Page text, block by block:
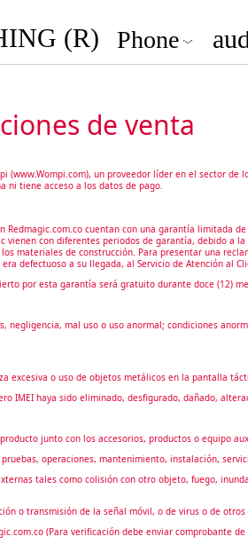
(R) Phone
de venta
(www.Wompi.com), un proveedor líder en el sector
ni tiene acceso a los datos de pago.
Redmagic.com.co cuentan con una garantía limitada
vienen con diferentes periodos de garantía, debido
materiales de construcción. Para presentar una
defectuoso a su llegada, al Servicio de Atención al
por esta garantía será gratuito durante doce (12)
negligencia, mal uso o uso anormal; condiciones
excesiva o uso de objetos metálicos en la pantalla
IMEI haya sido eliminado, desfigurado, dañado,
junto con los accesorios, productos o equipo
operaciones, mantenimiento, instalación,
tales como colisión con otro objeto, fuego,
o transmisión de la señal móvil, o de virus o de
(Para verificación debe enviar comprobante